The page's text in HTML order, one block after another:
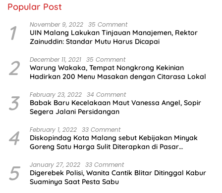
Popular Post
1 November 9, 2022 35 Comment
UIN Malang Lakukan Tinjauan Manajemen, Rektor
Zainuddin: Standar Mutu Harus Dicapai
2 December 11, 2021 35 Comment
Warung Wakaka, Tempat Nongkrong Kekinian
Hadirkan 200 Menu Masakan dengan Citarasa Lokal
3 February 23, 2022 34 Comment
Babak Baru Kecelakaan Maut Vanessa Angel, Sopir
Segera Jalani Persidangan
4 February 1, 2022 33 Comment
Diskopindag Kota Malang sebut Kebijakan Minyak
Goreng Satu Harga Sulit Diterapkan di Pasar
5 January 27, 2022 33 Comment
Digerebek Polisi, Wanita Cantik Blitar Ditinggal Kabur
Suaminya Saat Pesta Sabu